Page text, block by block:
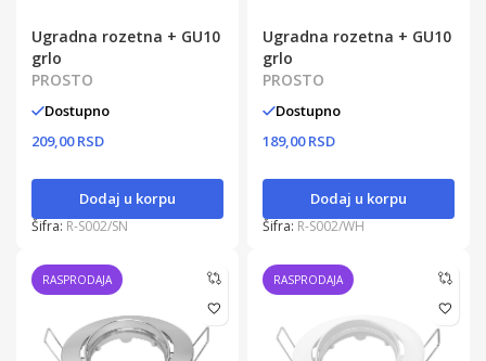
Ugradna rozetna + GU10
grlo
PROSTO
Dostupno
209,00 RSD
Dodaj u korpu
Šifra: R-S002/SN
Ugradna rozetna + GU10
grlo
PROSTO
Dostupno
189,00 RSD
Dodaj u korpu
Šifra: R-S002/WH
RASPRODAJA RASPRODAJA